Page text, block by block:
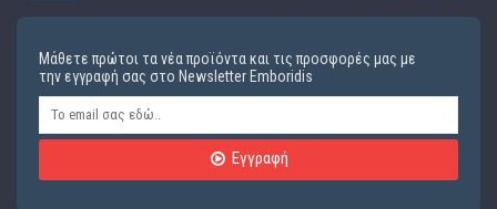
Μάθετε πρώτοι τα νέα προϊόντα και τις προσφορές μας με
την εγγραφή σας στο Newsletter Emboridis
Εγγραφή